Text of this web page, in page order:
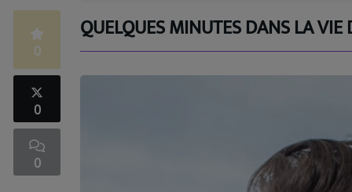
EMISSIONS
EVÈNEMENTS
Podcast
UN HAVRE DE CULTURE
QUELQUES MINUTES DANS LA VIE
0
0
0